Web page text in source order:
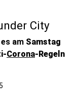
City
am Samstag
Corona-Regeln